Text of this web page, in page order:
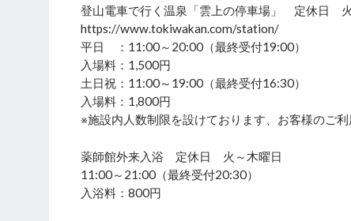
登山電車で行く温泉「雲上の停車場」 定休日
https://www.tokiwakan.com/station/
平日 ：11:00～20:00（最終受付19:00）
入場料：1,500円
土日祝：11:00～19:00（最終受付16:30）
入場料：1,800円
※施設内人数制限を設けております、お客様のご
薬師館外来入浴 定休日 火～木曜日
11:00～21:00（最終受付20:30）
入浴料：800円